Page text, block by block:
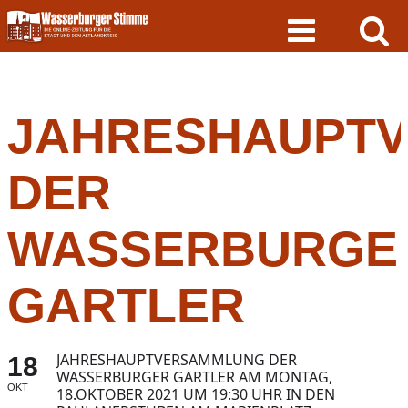
Skip
to
content
DER
GARTLER
18
OKT
JAHRESHAUPTVERSAMMLUNG DER
WASSERBURGER GARTLER AM MONTAG,
18.OKTOBER 2021 UM 19:30 UHR IN DEN